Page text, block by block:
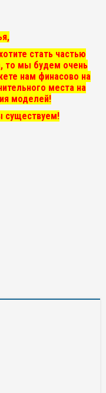
стать частью
то мы будем очень
нам финасово на
места на
моделей!
существуем!